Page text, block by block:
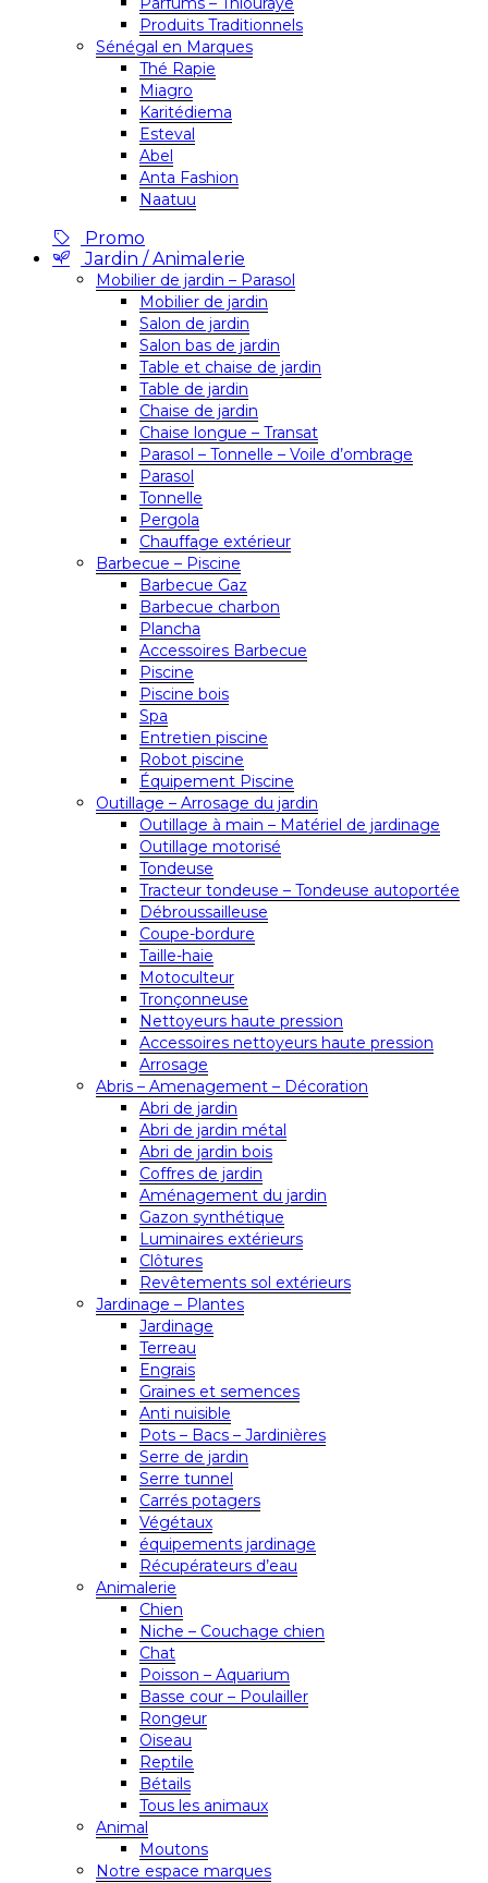
Produits Traditionnels
Sénégal en Marques
Thé Rapie
Miagro
Karitédiema
Esteval
Abel
Anta Fashion
Naatuu
Promo
Jardin / Animalerie
Mobilier de jardin – Parasol
Mobilier de jardin
Salon de jardin
Salon bas de jardin
Table et chaise de jardin
Table de jardin
Chaise de jardin
Chaise longue – Transat
Parasol – Tonnelle – Voile d’ombrage
Parasol
Tonnelle
Pergola
Chauffage extérieur
Barbecue – Piscine
Barbecue Gaz
Barbecue charbon
Plancha
Accessoires Barbecue
Piscine
Piscine bois
Spa
Entretien piscine
Robot piscine
Équipement Piscine
Outillage – Arrosage du jardin
Outillage à main – Matériel de jardinage
Outillage motorisé
Tondeuse
Tracteur tondeuse – Tondeuse autoportée
Débroussailleuse
Coupe-bordure
Taille-haie
Motoculteur
Tronçonneuse
Nettoyeurs haute pression
Accessoires nettoyeurs haute pression
Arrosage
Abris – Amenagement – Décoration
Abri de jardin
Abri de jardin métal
Abri de jardin bois
Coffres de jardin
Aménagement du jardin
Gazon synthétique
Luminaires extérieurs
Clôtures
Revêtements sol extérieurs
Jardinage – Plantes
Jardinage
Terreau
Engrais
Graines et semences
Anti nuisible
Pots – Bacs – Jardinières
Serre de jardin
Serre tunnel
Carrés potagers
Végétaux
équipements jardinage
Récupérateurs d’eau
Animalerie
Chien
Niche – Couchage chien
Chat
Poisson – Aquarium
Basse cour – Poulailler
Rongeur
Oiseau
Reptile
Bétails
Tous les animaux
Animal
Moutons
Notre espace marques